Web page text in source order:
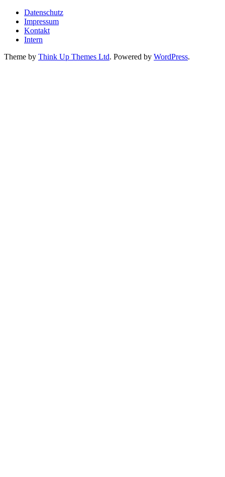
Datenschutz
Impressum
Kontakt
Intern
Theme by Think Up Themes Ltd. Powered by WordPress.